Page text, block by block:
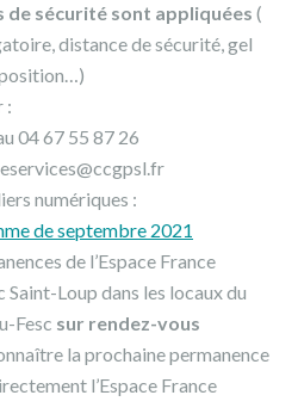
de sécurité sont appliquées (
distance de sécurité, gel
:
04 67 55 87 26
numériques :
de septembre 2021
de l’Espace France
Saint-Loup dans les locaux du
Fesc sur rendez-vous
la prochaine permanence
l’Espace France